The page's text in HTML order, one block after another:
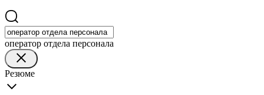
оператор отдела персонала
Резюме